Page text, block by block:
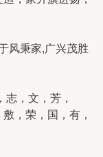
风秉家,广兴茂胜
，文，芳，
，荣，国，有，